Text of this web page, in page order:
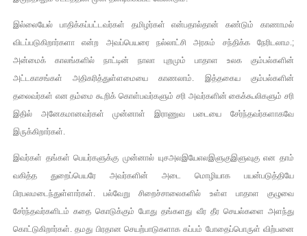
இல்லையேல் பாதிக்கப்பட்டவர்கள் தமிழர்கள் என்பதால்தான் கண்டும் காணாமல்
விடப்படுகிறார்களா என்ற அவப்பெயரை நல்லாட்சி அரசும் சந்திக்க நேரிடலாம.;
அன்மைக் காலங்களில் நாட்டின் நாலா புறமும் பாதாள உலக கும்பல்களின்
அட்டகாசங்கள் அதிகரித்துள்ளமையை காணலாம். இத்தகைய கும்பல்களின்
தலைவர்கள் என தம்மை கூறிக் கொள்பவர்களும் சரி அவர்களின் கைக்கூலிகளும் சரி
இதில் அனேகமானவர்கள் முன்னாள் இராணுவ படையை சேர்ந்தவர்களாகவே
இருக்கிறார்கள்.
இவர்கள் தங்கள் பெயர்களுக்கு முன்னால் யுசஅலஇயேஎலஇளுகுஇளுவுகு என தாம்
வகித்த துறைப்பெயரே அவர்களின் அடை மொழியாக பயன்படுத்தியே
பிரபலமடைந்துள்ளார்கள். பல்வேறு சிறைச்சாலைகளில் உள்ள பாதாள குழுவை
சேர்ந்தவர்களிடம் கதை கொடுக்கும் போது தங்களது வீர தீர செயல்களை அளந்து
கொட்டுகிறார்கள். தமது பிரதான செயற்பாடுகளாக கப்பம் போதைப்பொருள் விற்பனை